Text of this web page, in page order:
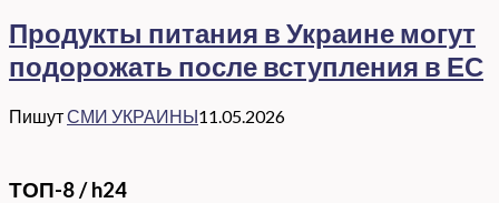
Продукты питания в Украине могут
подорожать после вступления в ЕС
ПишутСМИ УКРАИНЫ11.05.2026
ТОП-8 / h24